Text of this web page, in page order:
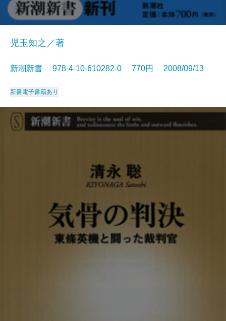
児玉知之／著
新潮新書 978-4-10-610282-0 770円 2008/09/13
新書電子書籍あり